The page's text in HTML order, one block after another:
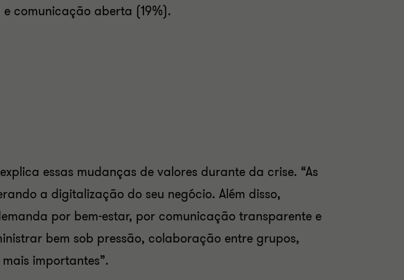
comunicação aberta (19%).
essas mudanças de valores durante da crise. “As
a digitalização do seu negócio. Além disso,
por bem-estar, por comunicação transparente e
bem sob pressão, colaboração entre grupos,
importantes”.